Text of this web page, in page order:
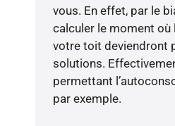
vous. En effet, par le
calculer le moment où
votre toit deviendront
solutions.
permettant
par exemple.